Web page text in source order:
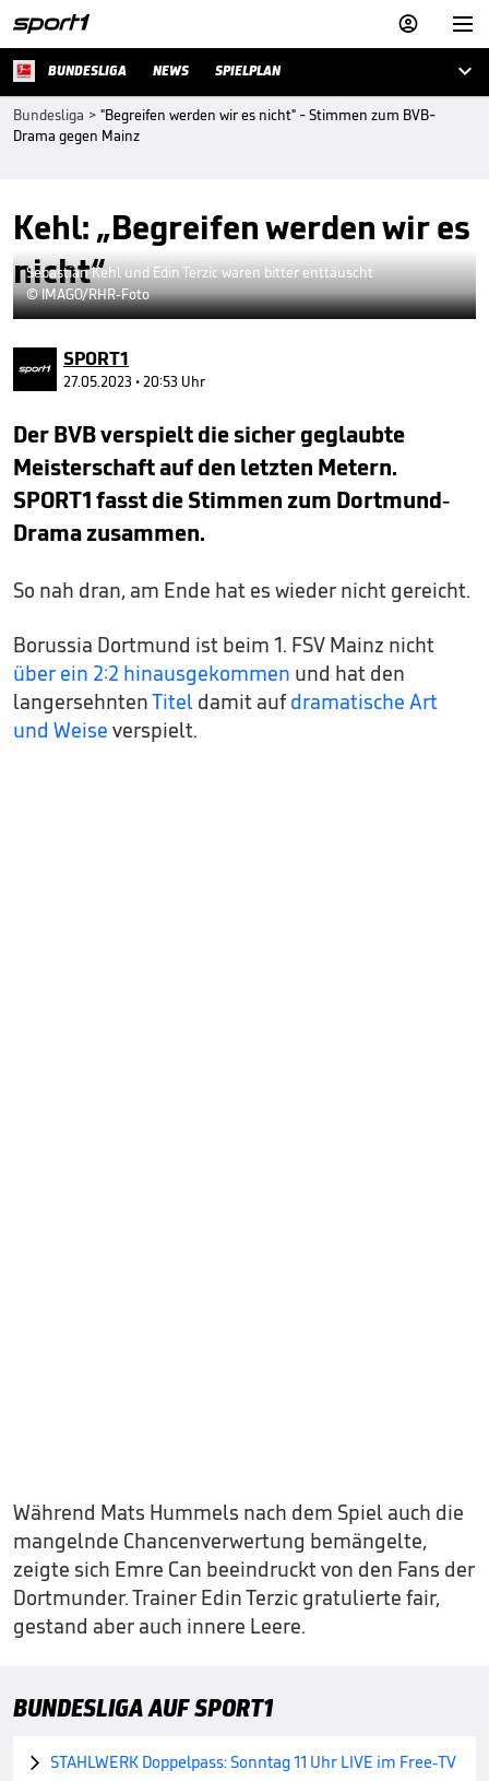


BUNDESLIGA NEWS SPIELPLAN 
Bundesliga > "Begreifen werden wir es nicht" - Stimmen zum BVB-
Drama gegen Mainz
Kehl: „Begreifen werden wir es
nicht“
Sebastian Kehl und Edin Terzic waren bitter enttäuscht
© IMAGO/RHR-Foto
SPORT1
27.05.2023 • 20:53 Uhr
Der BVB verspielt die sicher geglaubte
Meisterschaft auf den letzten Metern.
SPORT1 fasst die Stimmen zum Dortmund-
Drama zusammen.
So nah dran, am Ende hat es wieder nicht gereicht.
Borussia Dortmund ist beim 1. FSV Mainz nicht
über ein 2:2 hinausgekommen und hat den
langersehntenTitel damit aufdramatische Art
und Weise verspielt.
Während Mats Hummels nach dem Spiel auch die
mangelnde Chancenverwertung bemängelte,
zeigte sich Emre Can beeindruckt von den Fans der
Dortmunder. Trainer Edin Terzic gratulierte fair,
gestand aber auch innere Leere.
BUNDESLIGA AUF SPORT1
 STAHLWERK Doppelpass: Sonntag 11 Uhr LIVE im Free-TV